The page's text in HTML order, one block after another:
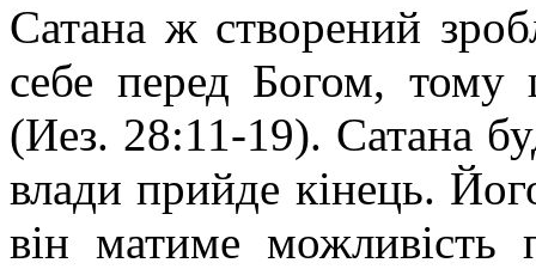
Сатана ж створений
себе перед Богом,
(Иез. 28:11-19). Сатана
влади прийде кінець.
він матиме можливість